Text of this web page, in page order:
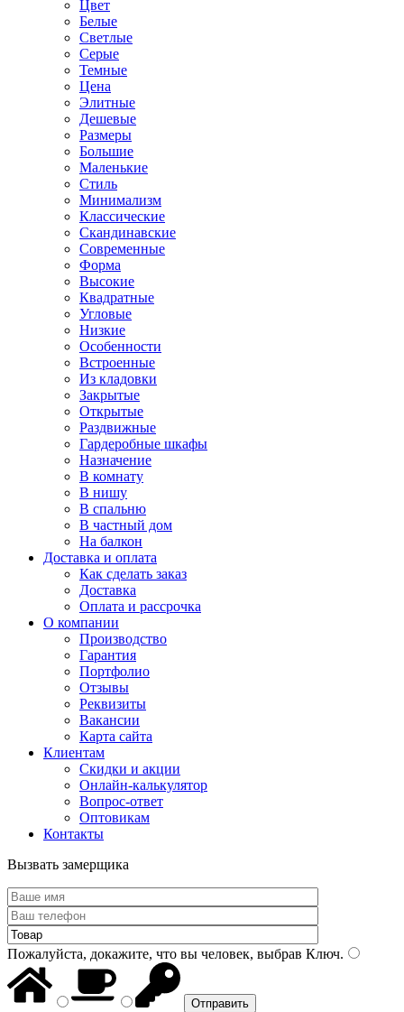
Цвет
Белые
Светлые
Серые
Темные
Цена
Элитные
Дешевые
Размеры
Большие
Маленькие
Стиль
Минимализм
Классические
Скандинавские
Современные
Форма
Высокие
Квадратные
Угловые
Низкие
Особенности
Встроенные
Из кладовки
Закрытые
Открытые
Раздвижные
Гардеробные шкафы
Назначение
В комнату
В нишу
В спальню
В частный дом
На балкон
Доставка и оплата
Как сделать заказ
Доставка
Оплата и рассрочка
О компании
Производство
Гарантия
Портфолио
Отзывы
Реквизиты
Вакансии
Карта сайта
Клиентам
Скидки и акции
Онлайн-калькулятор
Вопрос-ответ
Оптовикам
Контакты
Вызвать замерщика
Пожалуйста, докажите, что вы человек, выбрав Ключ.